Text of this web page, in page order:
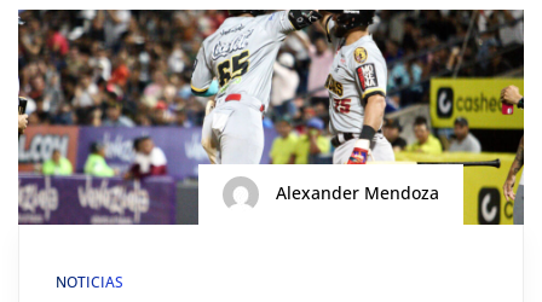
Alexander Mendoza
NOTICIAS